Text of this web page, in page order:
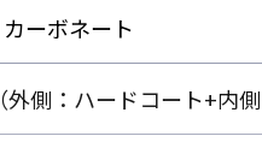
。性能には問題ありませんの
よりくもり止め効果が低下し
止め液「デミストシリーズ」を
ーボネート
外側：ハードコート+内側